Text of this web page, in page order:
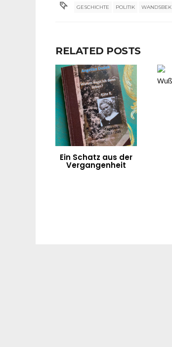
GESCHICHTE POLITIK WANDSBEK
RELATED POSTS
Ein Schatz aus der
Vergangenheit